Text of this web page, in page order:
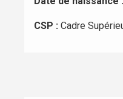
CSP : Cadre